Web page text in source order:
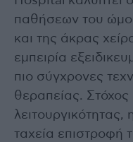
παθήσεων του
και της άκρας
εμπειρία
πιο σύγχρονες
θεραπείας.
ταχεία επιστροφή